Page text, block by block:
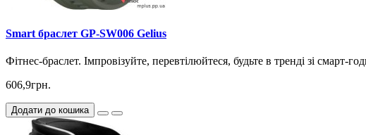
Smart браслет GP-SW006 Gelius
Фітнес-браслет. Імпровізуйте, перевтілюйтеся, будьте в тренді зі смарт-
606,9грн.
Додати до кошика